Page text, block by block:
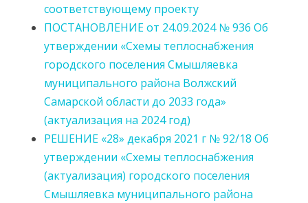
соответствующему проекту
ПОСТАНОВЛЕНИЕ от 24.09.2024 № 936 Об
утверждении «Схемы теплоснабжения
городского поселения Смышляевка
муниципального района Волжский
Самарской области до 2033 года»
(актуализация на 2024 год)
РЕШЕНИЕ «28» декабря 2021 г № 92/18 Об
утверждении «Схемы теплоснабжения
(актуализация) городского поселения
Смышляевка муниципального района